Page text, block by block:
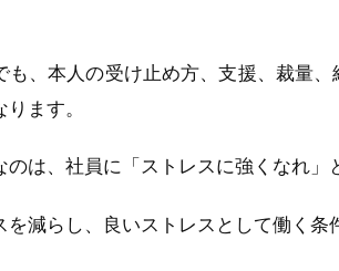
も、本人の受け止め方、支援、裁量
ります。
のは、社員に「ストレスに強くなれ」
を減らし、良いストレスとして働く条